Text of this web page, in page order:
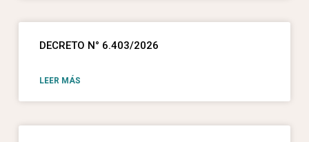
DECRETO N° 6.403/2026
LEER MÁS